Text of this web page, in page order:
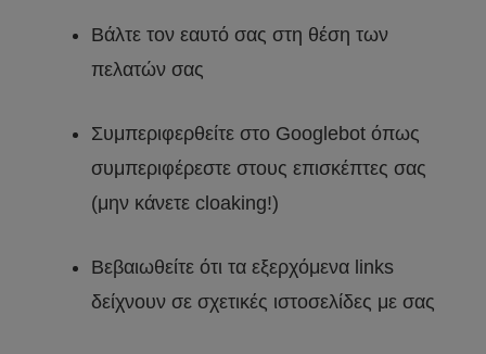
Βάλτε τον εαυτό σας στη θέση των
πελατών σας
Συμπεριφερθείτε στο Googlebot όπως
συμπεριφέρεστε στους επισκέπτες σας
(μην κάνετε cloaking!)
Βεβαιωθείτε ότι τα εξερχόμενα links
δείχνουν σε σχετικές ιστοσελίδες με σας